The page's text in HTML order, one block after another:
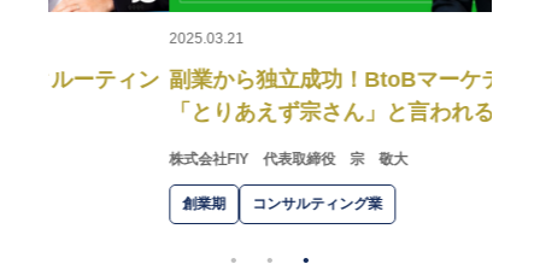
副業から独立成功！BtoBマーケティングで
「とりあえず宗さん」と言われるための秘訣
代表取締役 宗 敬大
コンサルティング業